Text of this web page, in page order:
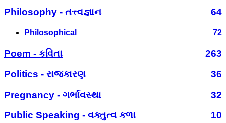
Philosophy - તત્ત્વજ્ઞાન
64
Philosophical 72
Poem - કવિતા
263
Politics - રાજકારણ
36
Pregnancy - ગર્ભાવસ્થા
32
Public Speaking - વક્તુત્વ કળા
10